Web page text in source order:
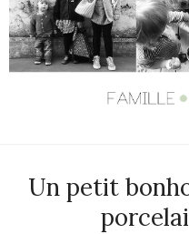
Un petit